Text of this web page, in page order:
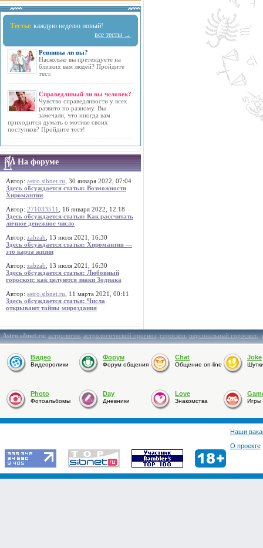
Тесты: каждую неделю новый!
все тесты →
Ревнивы ли вы?
Насколько вы претендуете на
близких вам людей? Пройдите
тест.
Справедливый ли вы человек?
Чувство справедливости у всех
развито по разному. Вы
замечали, что иногда вам
приходится думать о мотиве своих
поступков? Пройдите тест!
На форуме
Автор: astro.sibnet.ru , 30 января 2022, 07:04
Здесь обсуждается статья: Возможности
Хиромантии
Автор: 271033511
, 16 января 2022, 12:18
Здесь обсуждается статья: Как рассчитать
личное денежное число
Автор: zabzab , 13 июля 2021, 16:30
Здесь обсуждается статья: Хиромантия —
это карта жизни
Автор: zabzab , 13 июля 2021, 16:30
Здесь обсуждается статья: Любовный
гороскоп: как целуются знаки Зодиака
Автор: astro.sibnet.ru , 11 марта 2021, 00:11
Здесь обсуждается статья: Числа
открывают тайны мироздания
Astro.sibnet.ru:астрология,астрологический прогноз,гороскоп,персональный гороскоп,
Видео
Видеоролики
Форум
Форум общения
Chat
Общение on-line
Joke
Photo
Фотоальбомы
Day
Дневники
Love
Знакомства Игры
Наши
О проекте